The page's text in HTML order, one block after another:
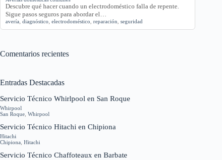
Descubre qué hacer cuando un electrodoméstico falla de repente.
Sigue pasos seguros para abordar el…
avería diagnóstico electrodoméstico reparación seguridad
Comentarios recientes
Entradas Destacadas
Servicio Técnico Whirlpool en San Roque
Whirpool
San Roque Whirpool
Servicio Técnico Hitachi en Chipiona
Hitachi
Chipiona Hitachi
Servicio Técnico Chaffoteaux en Barbate